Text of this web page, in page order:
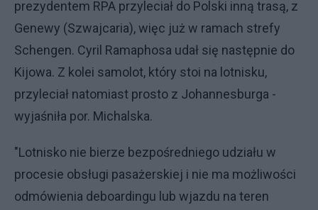
prezydentem RPA przyleciał do Polski inną trasą, z
Genewy (Szwajcaria), więc już w ramach strefy
Schengen. Cyril Ramaphosa udał się następnie do
Kijowa. Z kolei samolot, który stoi na lotnisku,
przyleciał natomiast prosto z Johannesburga -
wyjaśniła por. Michalska.
"Lotnisko nie bierze bezpośredniego udziału w
procesie obsługi pasażerskiej i nie ma możliwości
odmówienia deboardingu lub wjazdu na teren